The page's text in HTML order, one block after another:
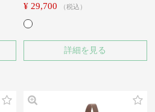
¥ 29,700 税込
詳細を見る